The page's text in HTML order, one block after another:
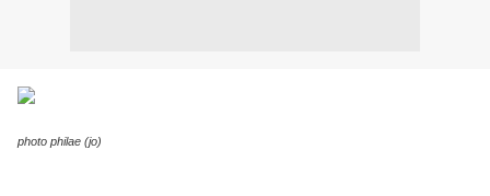
photo philae (jo)